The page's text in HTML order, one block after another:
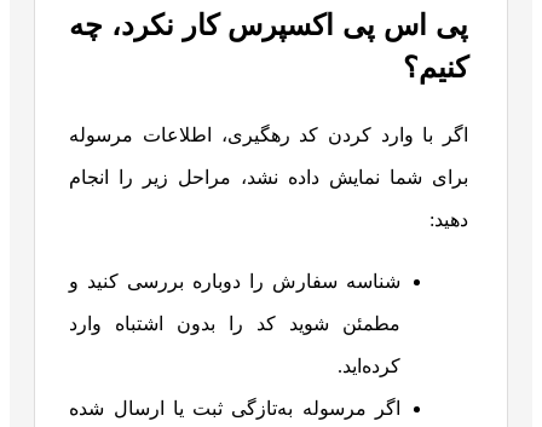
پی‌ اس‌ پی اکسپرس کار نکرد، چه
کنیم؟
اگر با وارد کردن کد رهگیری، اطلاعات مرسوله
برای شما نمایش داده نشد، مراحل زیر را انجام
دهید:
شناسه سفارش را دوباره بررسی کنید و
مطمئن شوید کد را بدون اشتباه وارد
کرده‌اید.
اگر مرسوله به‌تازگی ثبت یا ارسال شده